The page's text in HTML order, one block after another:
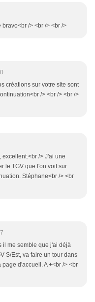
/> <br /> <br />
créations sur votre site sont
/> <br /> <br />
excellent.<br /> J'ai une
le TGV que l'on voit sur
Stéphane<br /> <br
il me semble que j'ai déjà
S/Est, va faire un tour dans
d'accueil. A +<br /> <br